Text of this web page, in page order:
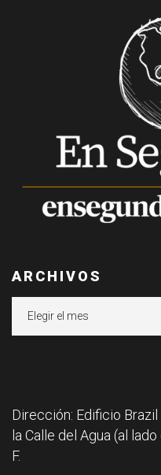
ARCHIVOS
Dirección: Edificio
la Calle del Agua (al
F.